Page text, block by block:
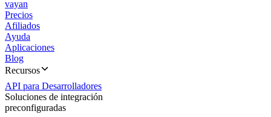
vayan
Precios
Afiliados
Ayuda
Aplicaciones
Blog
Recursos
API para Desarrolladores
Soluciones de integración
preconfiguradas